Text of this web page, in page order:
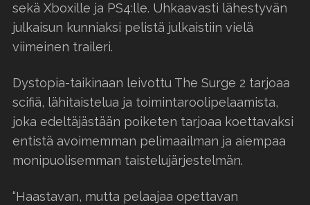
sekä Xboxille ja PS4:lle. Uhkaavasti lähestyvän
julkaisun kunniaksi pelistä julkaistiin vielä
viimeinen traileri.
Dystopia-taikinaan leivottu The Surge 2 tarjoaa
scifiä, lähitaistelua ja toimintaroolipelaamista,
joka edeltäjästään poiketen tarjoaa koettavaksi
entistä avoimemman pelimaailman ja aiempaa
monipuolisemman taistelujärjestelmän.
“Haastavan, mutta pelaajaa opettavan